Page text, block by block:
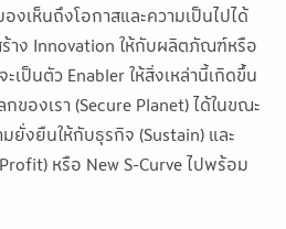
องเห็นถึงโอกาสและความเป็นไปได้
ร้าง Innovation ให้กับผลิตภัณฑ์หรือ
เป็นตัว Enabler ให้สิ่งเหล่านี้เกิดขึ้น
ของเรา (Secure Planet) ได้ในขณะ
ยั่งยืนให้กับธุรกิจ (Sustain) และ
หรือ New S-Curve ไปพร้อม